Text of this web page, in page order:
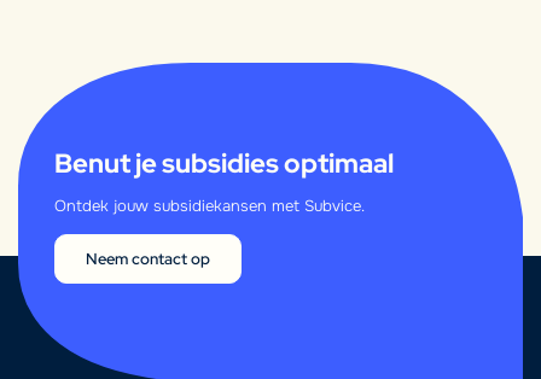
Benut je subsidies optimaal
Ontdek jouw subsidiekansen met Subvice.
Neem contact op